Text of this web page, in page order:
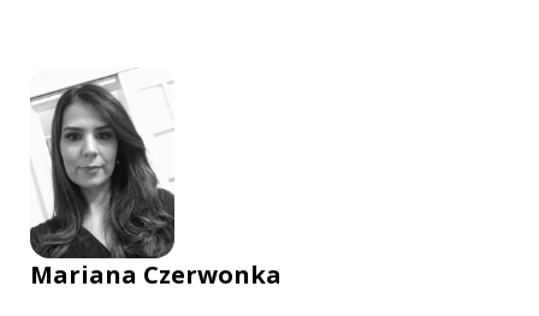
Mariana Czerwonka